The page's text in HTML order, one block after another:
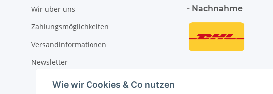
Wie wir Cookies & Co nutzen
Wir über uns
Zahlungsmöglichkeiten
Versandinformationen
Newsletter
- Nachnahme